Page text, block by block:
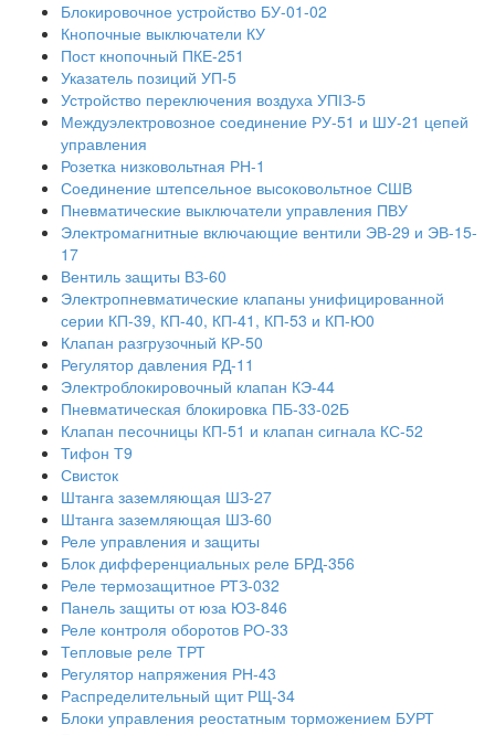
Блокировочное устройство БУ-01-02
Кнопочные выключатели КУ
Пост кнопочный ПКЕ-251
Указатель позиций УП-5
Устройство переключения воздуха УПІЗ-5
Междуэлектровозное соединение РУ-51 и ШУ-21 цепей
управления
Розетка низковольтная РН-1
Соединение штепсельное высоковольтное СШВ
Пневматические выключатели управления ПВУ
Электромагнитные включающие вентили ЭВ-29 и ЭВ-15-
17
Вентиль защиты ВЗ-60
Электропневматические клапаны унифицированной
серии КП-39, КП-40, КП-41, КП-53 и КП-Ю0
Клапан разгрузочный КР-50
Регулятор давления РД-11
Электроблокировочный клапан КЭ-44
Пневматическая блокировка ПБ-33-02Б
Клапан песочницы КП-51 и клапан сигнала КС-52
Тифон Т9
Свисток
Штанга заземляющая ШЗ-27
Штанга заземляющая ШЗ-60
Реле управления и защиты
Блок дифференциальных реле БРД-356
Реле термозащитное РТЗ-032
Панель защиты от юза ЮЗ-846
Реле контроля оборотов РО-33
Тепловые реле ТРТ
Регулятор напряжения РН-43
Распределительный щит РЩ-34
Блоки управления реостатным торможением БУРТ